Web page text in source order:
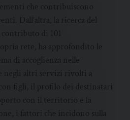
che contribuiscono
Dall’altra, la ricerca del
di 101
rete, ha approfondito le
di accoglienza nelle
negli altri servizi rivolti a
figli, il profilo dei destinatari
con il territorio e la
i fattori che incidono sulla